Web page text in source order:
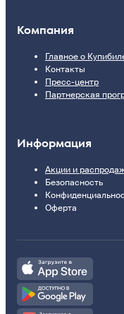
Компания
Главное о
Контакты
Пресс-центр
Партнерская
Информация
Акции и
Безопасность
Оферта